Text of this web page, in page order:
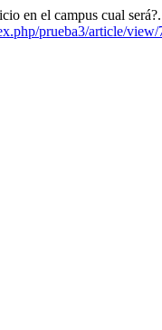
en el campus cual
prueba3/article/view/